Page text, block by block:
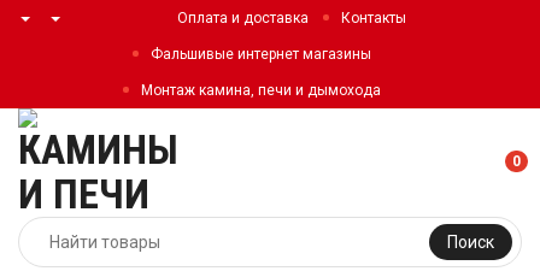
Оплата и доставка Контакты
Фальшивые интернет магазины
Монтаж камина, печи и дымохода
Поиск
0